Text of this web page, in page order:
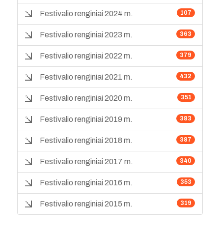
107
Festivalio renginiai 2024 m.
363
Festivalio renginiai 2023 m.
379
Festivalio renginiai 2022 m.
432
Festivalio renginiai 2021 m.
351
Festivalio renginiai 2020 m.
383
Festivalio renginiai 2019 m.
387
Festivalio renginiai 2018 m.
340
Festivalio renginiai 2017 m.
353
Festivalio renginiai 2016 m.
319
Festivalio renginiai 2015 m.